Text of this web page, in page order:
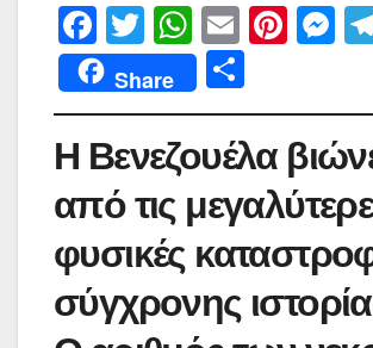
F
a
c
e
b
o
o
k
T
w
itt
er
W
h
at
s
A
p
p
E
m
ai
l
Pi
er
e
st
M
s
s
e
n
g
er
Share
οι
ρ
α
σ
τε
ίτ
ε
Η Βενεζουέλα
από τις
φυσικές
σύγχρονης